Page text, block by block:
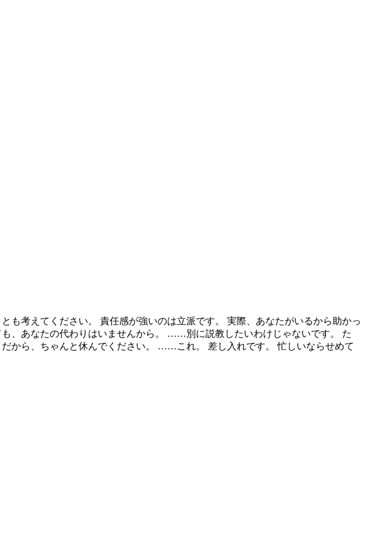
考えてください。 責任感が強いのは立派です。 実際、あなたがいるから助かっ
、あなたの代わりはいませんから。 ……別に説教したいわけじゃないです。 た
から、ちゃんと休んでください。 ……これ。 差し入れです。 忙しいならせめて